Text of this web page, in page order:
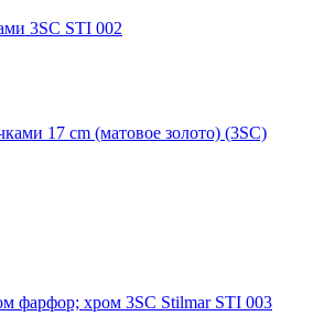
3SC STI 002
фарфор; хром 3SC Stilmar STI 003